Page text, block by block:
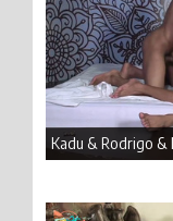
Kadu & Rodrigo &